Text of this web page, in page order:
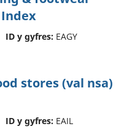
ID y gyfres: EAGY
stores (val nsa)
ID y gyfres: EAIL